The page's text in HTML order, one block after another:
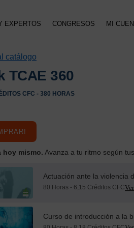
EXPERTOS CONGRESOS MI
catálogo
TCAE 360
CFC - 380 HORAS
hoy mismo. Avanza a tu ritmo según
Actuación ante la violencia
80 Horas - 6,15 Créditos CFC
Curso de introducción a la